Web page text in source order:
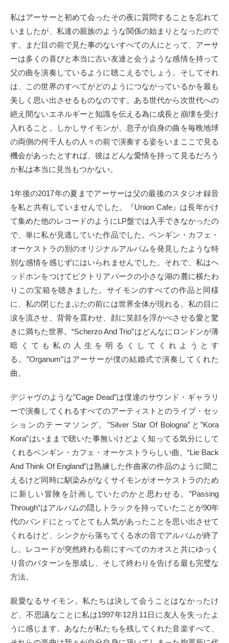
私はアーサーと初めて会ったその夜に質問することを忘れて
いましたが、私達の親族のような関係の始まりとなったので
す。まだ目の前で見た事のないすべての人にとって、アーサ
ーは多くの喜びと本当に古い友達と会うような感情を持って
父の曲を演奏しているように聴こえるでしょう。そしてそれ
は、この世界のすべてがどのようにつながっているかを最も
美しく思い出させるものなのです。ある世代から次世代への
絶え間ないエネルギーと知識を伝える為に成長と崩壊を受け
入れること。しかしサイモンが、息子が自身の曲を毎晩地球
の両側の何千人もの人々の前で演奏する姿をいまここで見る
機会があったとすれば、彼はどんな愛情を持って見るだろう
か私は本当に見当もつかない。
1年後の2017年の夏までアーサーは父の最後のスタジオ録音
を私と共有していませんでした。『Union Cafe』は長年かけ
て集めた他のレコードのようにLP盤では入手できなかったの
で、単に私が見逃していた作品でした。ペンギン・カフェ・
オーケストラの別のオリジナルアルバムを発見したような特
別な感情を感じずにはいられませんでした。それで、私はヘ
ッドホンをつけてビクトリアパークの小さな湖の麓に横たわ
りこの宝箱を聴きました。サイモンのすべての作品と同様
に、私の閉じたまぶたの前には世界全体が現れる。私の目に
涙を流させ、背骨を震わせ、顔に笑顔を浮かべさせる愛と驚
きに満ちた世界。“Scherzo And Trio”はどんなにロンドンが薄
暗くても私の人生を明るくしてくれようとす
る。”Organum”はアーサーが僕の結婚式で演奏してくれた
曲。
デジャヴのような”Cage Dead”は僕達のサウンド・ギャラリ
ーで演奏してくれるすべてのアーティストとのライブ・セッ
ションのテーマソング。”Silver Star Of Bologna”と”Kora
Kora”はいままで聴いた事無いけどよく知ってる気分にして
くれるペンギン・カフェ・オーケストラらしい曲。“Lie Back
And Think Of England”は熟練した作曲家の作品のように聞こ
えるけど同時に馴染みがなくサイモンがオーケストラのため
に新しい冒険を計画していたのかと思わせる。”Passing
Through”はアルバムの隠しトラックを持っていたことが90年
代のバンドにとってとても人気があったことを思い出させて
くれるけど、シンクから落ちてくる水の音でアルバムが終了
し、レコードが突然終わる前にすべてのカオスと共にゆっく
り音のパターンを形成し、そして終わりを告げる最も完璧な
方法。
親愛なるサイモン。私たちは決して会うことはなかったけ
ど、不思議なことに私は1997年12月11日に友人を失ったよ
うに感じます。あなたが私たちを残してくれた音楽すべて、